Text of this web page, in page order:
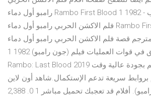
رامبو أول دماء Rambo First Blood 1 1982 مترجم الافلام المحب -
فلم الاكشن الحربي رامبو أول دماء Rambo First Blood 1 1982
مترجم قصة فلم الاكشن الحربي رامبو أول دماء Rambo First Blood
1 1982 (جون رامبو) المقاتل السابق في قوات العمليات فيلم
Rambo: Last Blood 2019 مترجم مشاهدة الفيلم بجودة عالية وقت
بروابط سريعة تدعم الإستكمال.شاهد أون لاين
سيرفيرات متعددة (رامبو). أفلام قد تعجبك تحميل مباشر 1 0. 2,388